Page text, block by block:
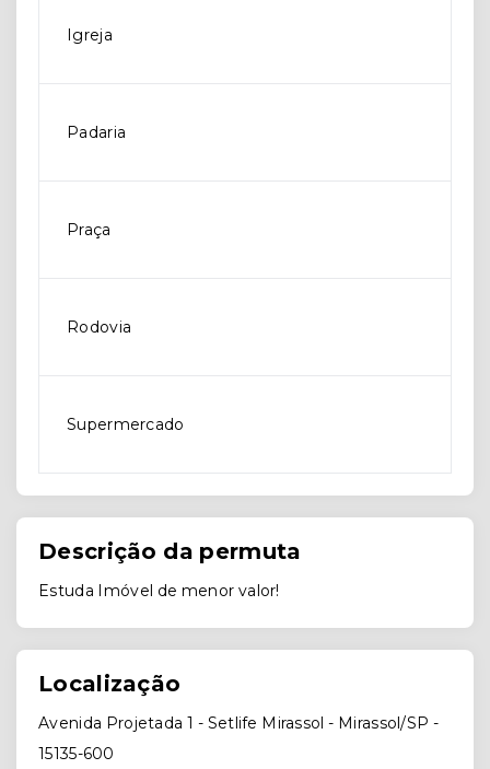
Igreja
Padaria
Praça
Rodovia
Supermercado
Descrição da permuta
Estuda Imóvel de menor valor!
Localização
Avenida Projetada 1 - Setlife Mirassol - Mirassol/SP -
15135-600